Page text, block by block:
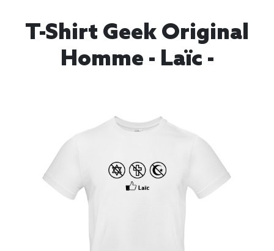
T-Shirt Geek Original
Homme - Laïc -